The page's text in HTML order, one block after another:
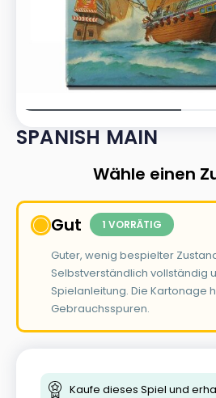
SPANISH MAIN
Wähle einen
Gut 1 VORRÄTIG
Guter, wenig bespielter
Selbstverständlich vollständig
Spielanleitung. Die Kartonage
Gebrauchsspuren.
Kaufe dieses Spiel und